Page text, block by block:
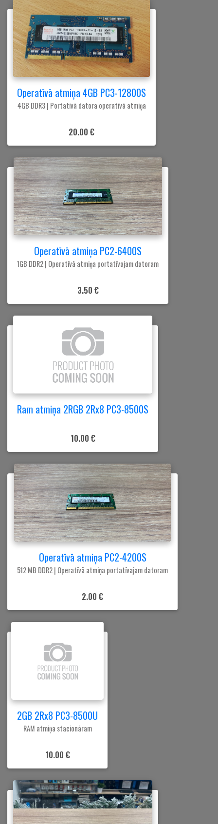
Operatīvā atmiņa 4GB PC3-12800S
4GB DDR3 | Portatīvā datora operatīvā atmiņa
20.00 €
Operatīvā atmiņa PC2-6400S
1GB DDR2 | Operatīvā atmiņa portatīvajam datoram
3.50 €
Ram atmiņa 2RGB 2Rx8 PC3-8500S
10.00 €
Operatīvā atmiņa PC2-4200S
512 MB DDR2 | Operatīvā atmiņa portatīvajam datoram
2.00 €
2GB 2Rx8 PC3-8500U
RAM atmiņa stacionāram
10.00 €